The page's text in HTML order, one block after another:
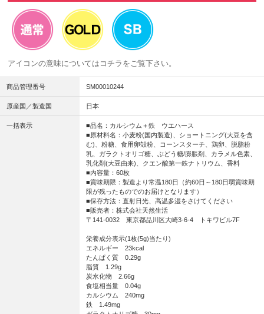
アイコンの意味については コチラ をご覧下さい。
商品管理番号 SM00010244
原産国／製造国 日本
一括表示
■品名：カルシウム＋鉄 ウエハース
■原材料名：小麦粉(国内製造)、ショートニング(大豆を含
む)、粉糖、食用卵殻粉、コーンスターチ、鶏卵、脱脂粉
乳、ガラクトオリゴ糖、ぶどう糖/膨脹剤、カラメル色素、
乳化剤(大豆由来)、クエン酸第一鉄ナトリウム、香料
■内容量：60枚
■賞味期限：製造より常温180日（約60日～180日弱賞味期
限が残ったものでのお届けとなります）
■保存方法：直射日光、高温多湿をさけてください
■販売者：株式会社天然生活
〒141-0032 東京都品川区大崎3-6-4 トキワビル7F
栄養成分表示(1枚(5g)当たり)
エネルギー 23kcal
たんぱく質 0.29g
脂質 1.29g
炭水化物 2.66g
食塩相当量 0.04g
カルシウム 240mg
鉄 1.49mg